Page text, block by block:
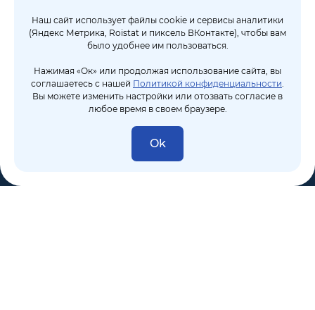
Наш сайт использует файлы cookie и сервисы аналитики
(Яндекс Метрика, Roistat и пиксель ВКонтакте), чтобы вам
было удобнее им пользоваться.
Нажимая «Ок» или продолжая использование сайта, вы
соглашаетесь с нашей Политикой конфиденциальности.
Вы можете изменить настройки или отозвать согласие в
любое время в своем браузере.
Ok